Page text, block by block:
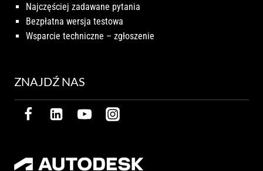
Najczęściej zadawane pytania
Bezpłatna wersja testowa
Wsparcie techniczne – zgłoszenie
ZNAJDŹ NAS